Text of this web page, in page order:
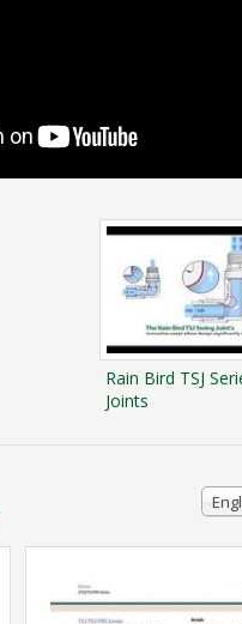
Rain Bird TSJ
Joints